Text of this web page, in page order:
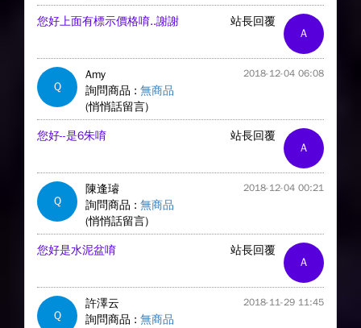
A
站長回覆
您好上面有標示價格唷..謝謝
Q
Amy 2018-12-04 06:08
詢問商品 : 無商品
(悄悄話留言)
A
站長回覆
您好--是6朱唷
Q
陳逢璿 2018-12-04 00:21
詢問商品 : 無商品
(悄悄話留言)
A
站長回覆
您好是水泥盆唷
Q
許澤云 2018-11-29 11:45
詢問商品 : 無商品